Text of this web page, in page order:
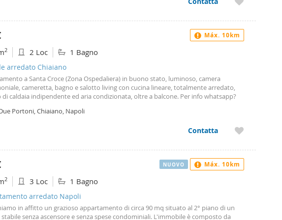
uno con doccia l'altro con vasca. I pavimenti sono in parquet in tutta la casa ad
con napoletane in ferro zincato, il riscaldamento è autonomo con radiatori
porta blindata. La zona dista pochi minuti dall'ospedale Monaldi. Le v isite saranno
in conformità della normativa covid 19
2 2 Loc 1 Bagno
arredato Chiaiano
a Santa Croce (Zona Ospedaliera) in buono stato, luminoso, camera
cameretta, bagno e salotto living con cucina lineare, totalmente arredato,
caldaia indipendente ed aria condizionata, oltre a balcone. Per info whatsapp?
Portoni, Chiaiano, Napoli
Contatta
Máx. 10km
2 3 Loc 1 Bagno
arredato Napoli
in affitto un grazioso appartamento di circa 90 mq situato al 2° piano di un
senza ascensore e senza spese condominiali. L'immobile è composto da
NUOVO Máx. 10km